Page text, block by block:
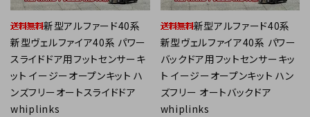
新型アルファード40系
新型ヴェルファイア40系 パワー
スライドドア用フットセンサーキ
ット イージーオープンキット ハ
ンズフリーオートスライドドア
whiplinks
新型アルファード40系
新型ヴェルファイア40系 パワー
バックドア用フットセンサーキッ
ト イージーオープンキット ハン
ズフリー オートバックドア
whiplinks